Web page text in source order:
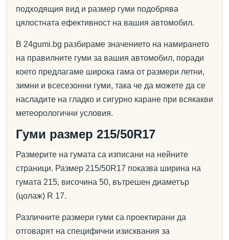
подходящия вид и размер гуми подобрява
цялостната ефективност на вашия автомобил.
В 24gumi.bg разбираме значението на намирането
на правилните гуми за вашия автомобил, поради
което предлагаме широка гама от размери летни,
зимни и всесезонни гуми, така че да можете да се
насладите на гладко и сигурно каране при всякакви
метеорологични условия.
Гуми размер 215/50R17
Размерите на гумата са изписани на нейните
страници. Размер 215/50R17 показва ширина на
гумата 215, височина 50, вътрешен диаметър
(цолаж) R 17.
Различните размери гуми са проектирани да
отговарят на специфични изисквания за